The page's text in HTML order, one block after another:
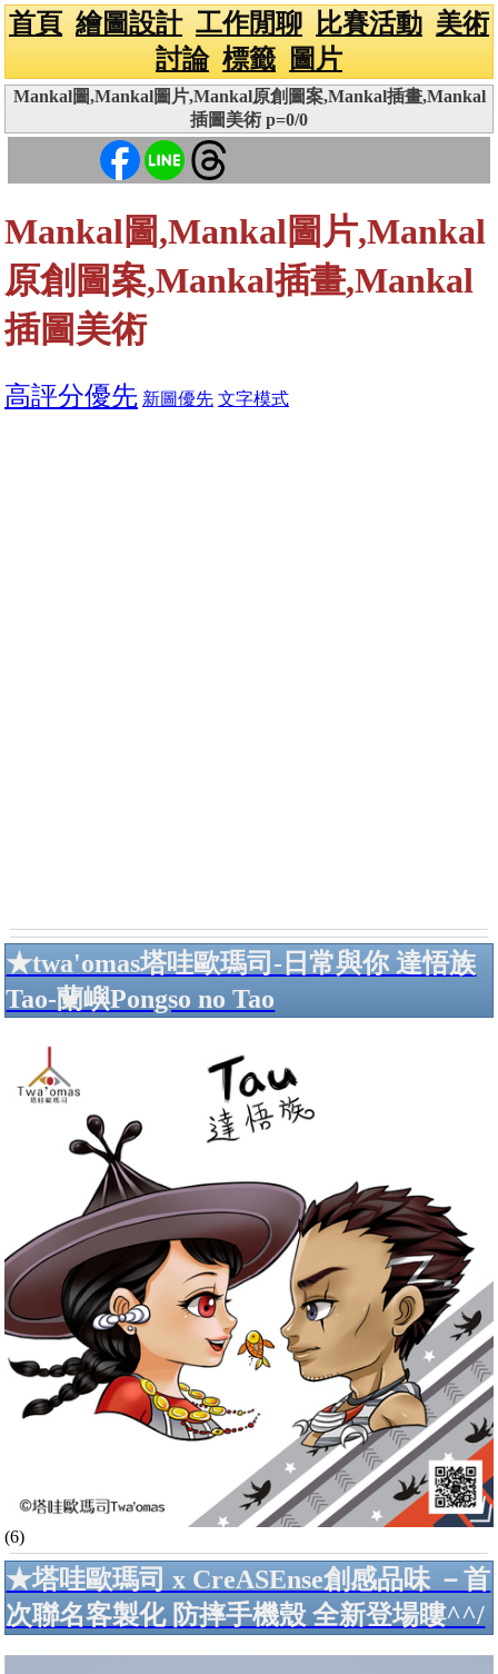
首頁 繪圖設計 工作閒聊 比賽活動 美術
討論 標籤 圖片
Mankal圖,Mankal圖片,Mankal原創圖案,Mankal插畫,Mankal
插圖美術 p=0/0
Mankal圖,Mankal圖片,Mankal
原創圖案,Mankal插畫,Mankal
插圖美術
高評分優先 新圖優先 文字模式
★twa'omas塔哇歐瑪司-日常與你 達悟族
Tao-蘭嶼Pongso no Tao
(6)
★塔哇歐瑪司 x CreASEnse創感品味 －首
次聯名客製化 防摔手機殼 全新登場瞜^^/